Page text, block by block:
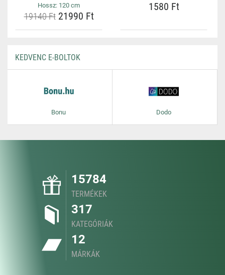
Hossz: 120 cm
19140 Ft21990 Ft
1580 Ft
KEDVENC E-BOLTOK
Bonu Dodo
15784
TERMÉKEK
317
KATEGÓRIÁK
12
MÁRKÁK